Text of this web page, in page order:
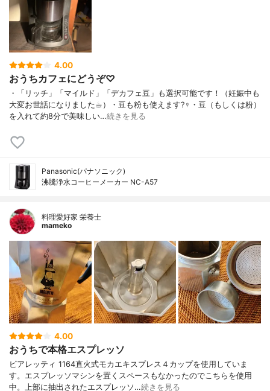
4.00
おうちカフェにどうぞ♡
・「リッチ」「マイルド」「デカフェ豆」も選択可能です！（妊娠中も
大変お世話になりました☕︎）・豆も粉も使えます?‍♀️・豆（もしくは粉）
を入れて約8分で美味しい…続きを見る
Panasonic(パナソニック)
沸騰浄水コーヒーメーカー NC-A57
料理愛好家 栄養士
mameko
4.00
おうちで本格エスプレッソ
ビアレッティ 1164直火式モカエキスプレス４カップを使用していま
す。エスプレッソマシンを置くスペースもなかったのでこちらを使用
中。上部に抽出されたエスプレッソ…続きを見る